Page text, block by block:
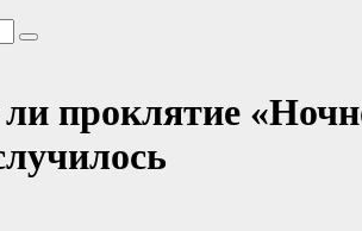
проклятие